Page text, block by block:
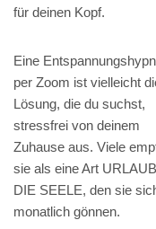
für deinen Kopf.
Eine
per Zoom ist vielleicht
Lösung, die du suchst,
stressfrei von deinem
Zuhause aus. Viele
sie als eine Art
DIE SEELE, den sie
monatlich gönnen.